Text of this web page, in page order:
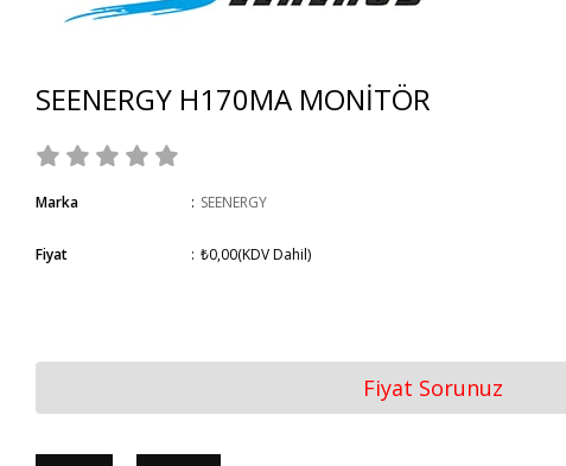
SEENERGY H170MA MONİTÖR
Marka : SEENERGY
Fiyat : ₺0,00(KDV Dahil)
Fiyat Sorunuz